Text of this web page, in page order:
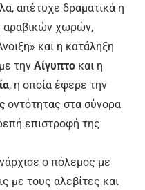
απέτυχε δραματικά η
αραβικών χωρών,
και η κατάληξη
την Αίγυπτο και η
, η οποία έφερε την
οντότητας στα σύνορα
επιστροφή της
ο πόλεμος με
με τους αλεβίτες και